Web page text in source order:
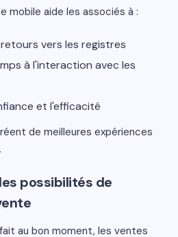
mobile aide les associés à :
vers les registres
à l'interaction avec les
et l'efficacité
de meilleures expériences
possibilités de
au bon moment, les ventes